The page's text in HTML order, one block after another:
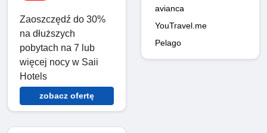
Zaoszczędź do 30%
na dłuższych
pobytach na 7 lub
więcej nocy w Saii
Hotels
zobacz ofertę
avianca
YouTravel.me
Pelago